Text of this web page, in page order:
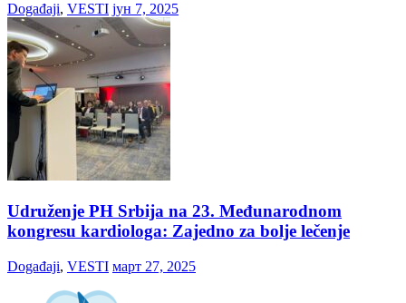
Događaji, VESTI јун 7, 2025
Udruženje PH Srbija na 23. Međunarodnom
kongresu kardiologa: Zajedno za bolje lečenje
Događaji, VESTI март 27, 2025